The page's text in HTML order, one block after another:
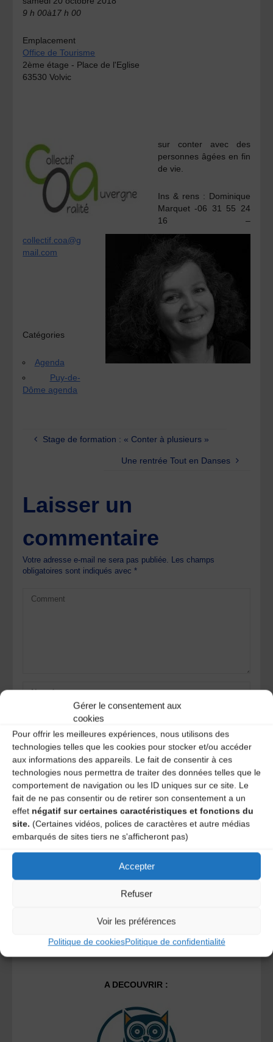
Gérer le consentement aux
cookies
Pour offrir les meilleures expériences, nous utilisons des
technologies telles que les cookies pour stocker et/ou accéder
aux informations des appareils. Le fait de consentir à ces
technologies nous permettra de traiter des données telles que le
comportement de navigation ou les ID uniques sur ce site. Le
fait de ne pas consentir ou de retirer son consentement a un
effet négatif sur certaines caractéristiques et fonctions du
site. (Certaines vidéos, polices de caractères et autre médias
embarqués de sites tiers ne s'afficheront pas)
Accepter
Refuser
Voir les préférences
Politique de cookiesPolitique de confidentialité
9 h 00à17 h 00
Emplacement
Office de Tourisme
2ème étage - Place de l'Eglise
63530 Volvic
sur conter avec des
personnes âgées en fin
de vie.
Ins & rens : Dominique
Marquet -06 31 55 24
16 –
collectif.coa@g
mail.com
Catégories
Agenda
Puy-de-
Dôme agenda
Stage de formation : « Conter à plusieurs »
Une rentrée Tout en Danses
Laisser un
commentaire
Votre adresse e-mail ne sera pas publiée. Les champs
obligatoires sont indiqués avec*
Save my name, email, and site URL in my browser for next
time I post a comment.
Ce site utilise Akismet pour réduire les indésirables.
A DECOUVRIR :